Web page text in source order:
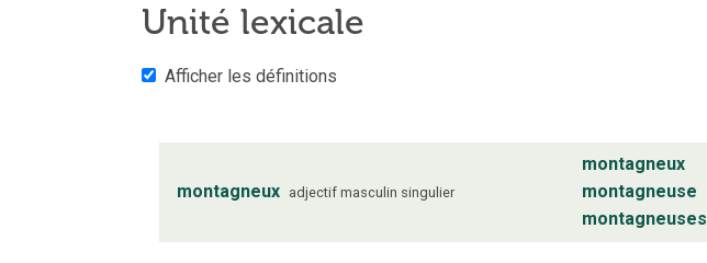
Unité lexicale
Afficher les définitions
montagneux adjectif masculin singulier
montagneux
montagneuse
montagneuses